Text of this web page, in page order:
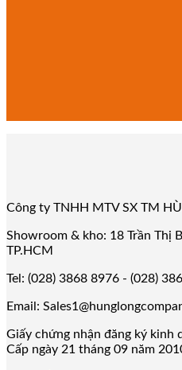
Công ty TNHH MTV SX TM
Showroom & kho: 18 Trần Thị
TP.HCM
Tel: (028) 3868 8976 - (028)
Email:
Giấy chứng nhận đăng ký kinh
Cấp ngày 21 tháng 09 năm